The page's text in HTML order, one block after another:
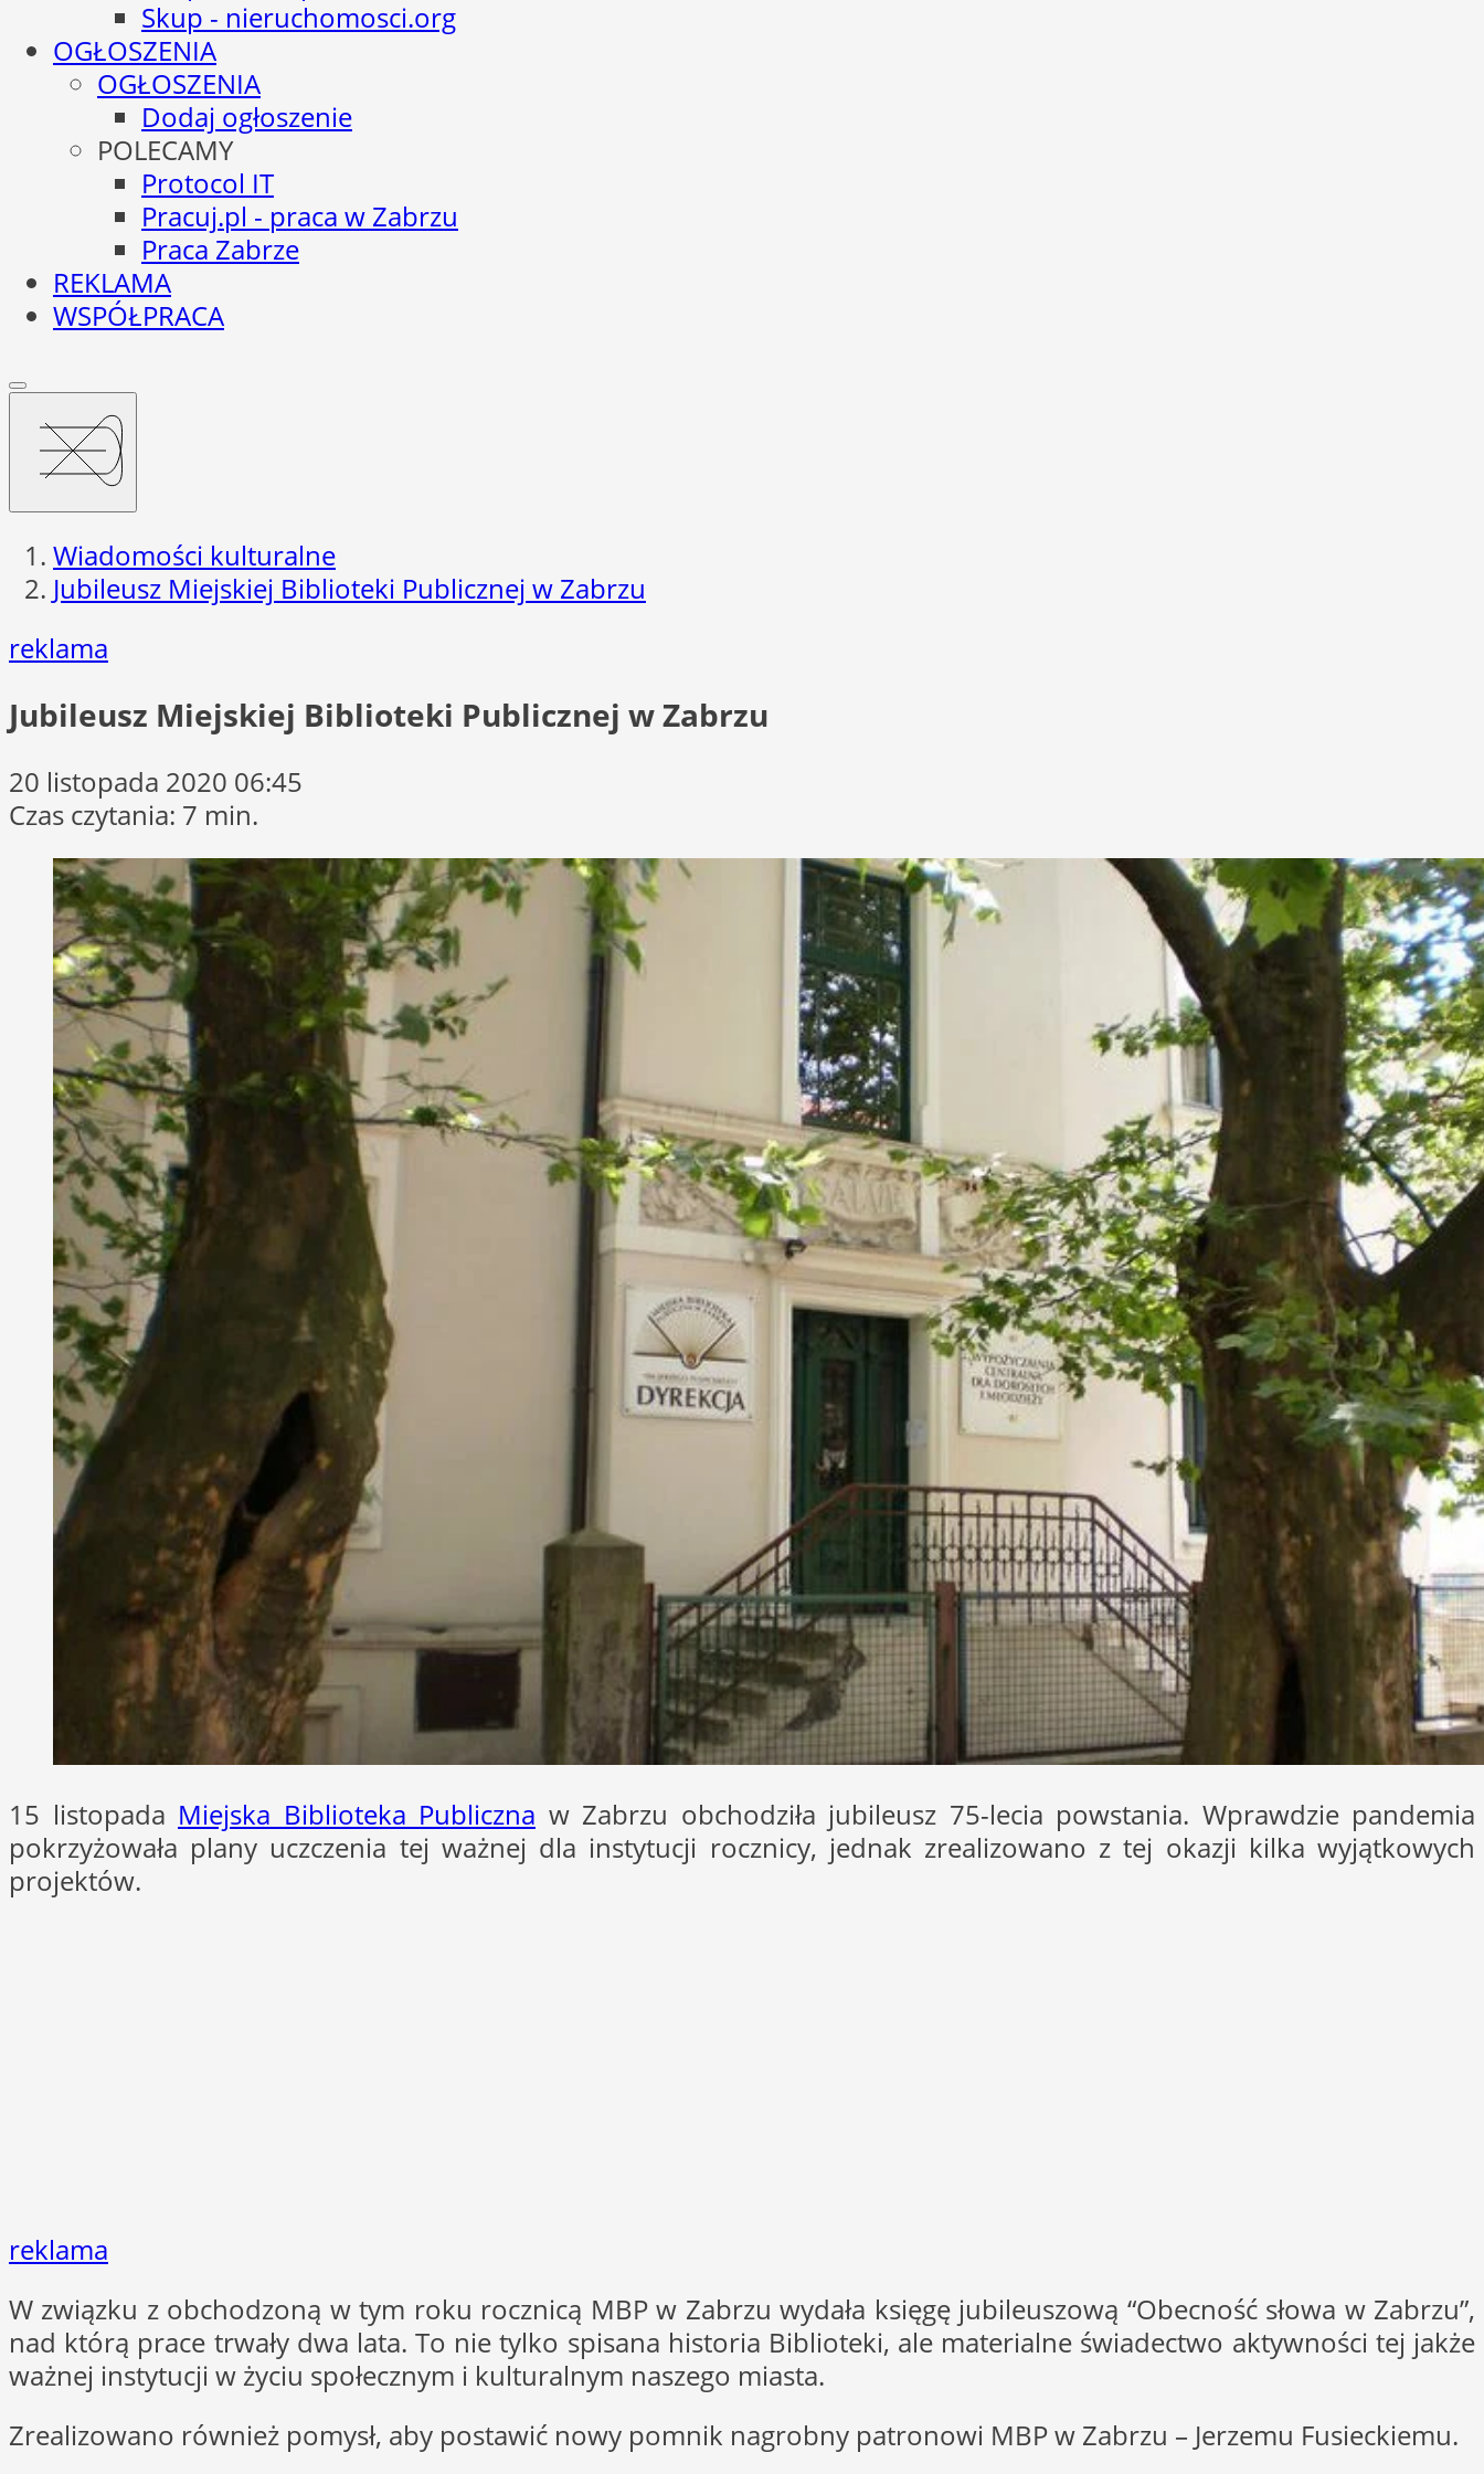
Skup - nieruchomosci.org
OGŁOSZENIA
OGŁOSZENIA
Dodaj ogłoszenie
POLECAMY
Protocol IT
Pracuj.pl - praca w Zabrzu
Praca Zabrze
REKLAMA
WSPÓŁPRACA
Wiadomości kulturalne
Jubileusz Miejskiej Biblioteki Publicznej w Zabrzu
reklama
Jubileusz Miejskiej Biblioteki Publicznej w Zabrzu
20 listopada 2020 06:45
Czas czytania: 7 min.
15 listopada Miejska Biblioteka Publiczna w Zabrzu obchodziła jubileusz 75-lecia powstania. Wprawdzie pandemia
pokrzyżowała plany uczczenia tej ważnej dla instytucji rocznicy, jednak zrealizowano z tej okazji kilka wyjątkowych
projektów.
reklama
W związku z obchodzoną w tym roku rocznicą MBP w Zabrzu wydała księgę jubileuszową “Obecność słowa w Zabrzu”,
nad którą prace trwały dwa lata. To nie tylko spisana historia Biblioteki, ale materialne świadectwo aktywności tej jakże
ważnej instytucji w życiu społecznym i kulturalnym naszego miasta.
Zrealizowano również pomysł, aby postawić nowy pomnik nagrobny patronowi MBP w Zabrzu – Jerzemu Fusieckiemu.